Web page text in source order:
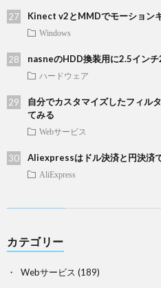
Kinect v2とMMDでモーション
Windows
nasneのHDD換装用に2.5イン
ハードウェア
自分でカスタマイズしたフィル
てみる
Webサービス
Aliexpressはドル決済と円決済
AliExpress
カテゴリー
Webサービス (189)